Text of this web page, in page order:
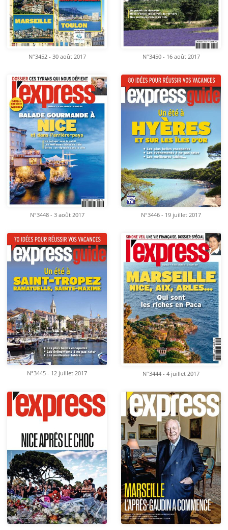
N°3452 - 30 août 2017 N°3450 - 16 août 2017
N°3448 - 3 août 2017 N°3446 - 19 juillet 2017
N°3445 - 12 juillet 2017 N°3444 - 4 juillet 2017